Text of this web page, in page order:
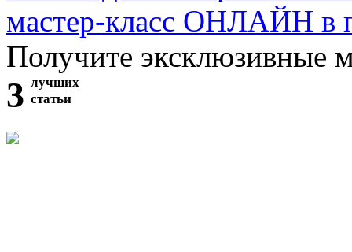
мастер-класс ОНЛАЙН в
Получите эксклюзивные
3 лучших
статьи